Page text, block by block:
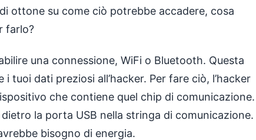
ottone su come ciò potrebbe accadere, cosa
farlo?
una connessione, WiFi o Bluetooth. Questa
tuoi dati preziosi all’hacker. Per fare ciò, l’hacker
che contiene quel chip di comunicazione.
la porta USB nella stringa di comunicazione.
bisogno di energia.